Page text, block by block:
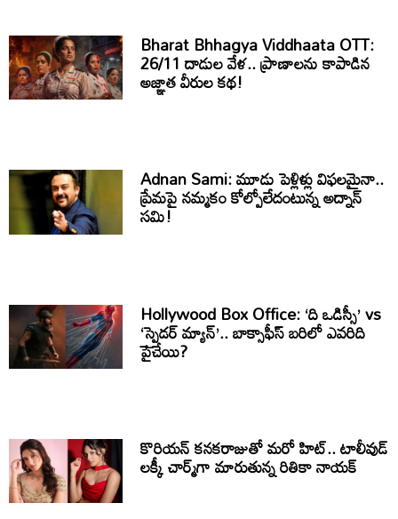
Bharat Bhhagya Viddhaata OTT:
26/11 దాడుల వేళ.. ప్రాణాలను కాపాడిన
అజ్ఞాత వీరుల కథ!
Adnan Sami: మూడు పెళ్లిళ్లు విఫలమైనా..
ప్రేమపై నమ్మకం కోల్పోలేదంటున్న అద్నాన్
సమి!
Hollywood Box Office: ‘ది ఒడిస్సీ’ vs
‘స్పైడర్ మ్యాన్’.. బాక్సాఫీస్ బరిలో ఎవరిది
పైచేయి?
కొరియన్ కనకరాజుతో మరో హిట్.. టాలీవుడ్
లక్కీ చార్మ్‌గా మారుతున్న రితికా నాయక్